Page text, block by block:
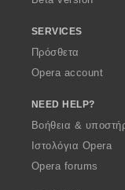
SERVICES
Πρόσθετα
Opera account
NEED HELP?
Βοήθεια &
Ιστολόγια Opera
Opera forums